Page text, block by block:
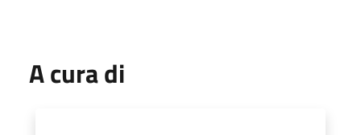
A cura di